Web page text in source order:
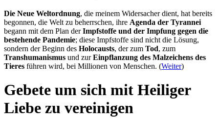
Die Neue Weltordnung, die meinem Widersacher dient, hat bereits
begonnen, die Welt zu beherrschen, ihre Agenda der Tyrannei
begann mit dem Plan derImpfstoffe und der Impfung gegen die
bestehende Pandemie; diese Impfstoffe sind nicht die Lösung,
sondern der Beginn des Holocausts, der zum Tod, zum
Transhumanismus und zurEinpflanzung des Malzeichens des
Tieres führen wird, bei Millionen von Menschen. (Weiter)
Gebete um sich mit Heiliger
Liebe zu vereinigen